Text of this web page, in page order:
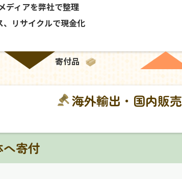
アを弊社で整理
リサイクルで現金化
寄付品
海外輸出・国内販売
寄付